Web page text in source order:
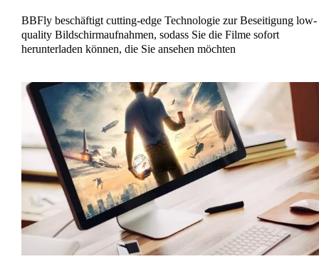
BBFly beschäftigt cutting-edge Technologie zur Beseitigung low-
quality Bildschirmaufnahmen, sodass Sie die Filme sofort
herunterladen können, die Sie ansehen möchten